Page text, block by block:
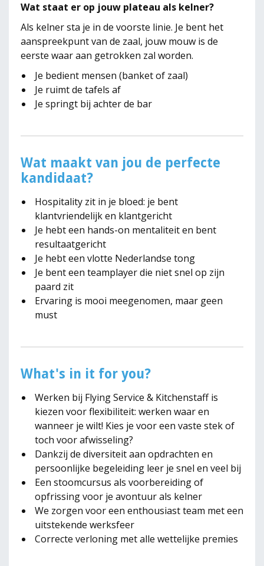
Wat staat er op jouw plateau als kelner?
Als kelner sta je in de voorste linie. Je bent het
aanspreekpunt van de zaal, jouw mouw is de
eerste waar aan getrokken zal worden.
Je bedient mensen (banket of zaal)
Je ruimt de tafels af
Je springt bij achter de bar
Wat maakt van jou de perfecte
kandidaat?
Hospitality zit in je bloed: je bent
klantvriendelijk en klantgericht
Je hebt een hands-on mentaliteit en bent
resultaatgericht
Je hebt een vlotte Nederlandse tong
Je bent een teamplayer die niet snel op zijn
paard zit
Ervaring is mooi meegenomen, maar geen
must
What's in it for you?
Werken bij Flying Service & Kitchenstaff is
kiezen voor flexibiliteit: werken waar en
wanneer je wilt! Kies je voor een vaste stek of
toch voor afwisseling?
Dankzij de diversiteit aan opdrachten en
persoonlijke begeleiding leer je snel en veel bij
Een stoomcursus als voorbereiding of
opfrissing voor je avontuur als kelner
We zorgen voor een enthousiast team met een
uitstekende werksfeer
Correcte verloning met alle wettelijke premies